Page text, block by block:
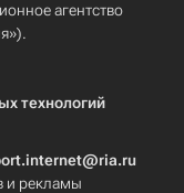
агентство
технологий
и рекламы